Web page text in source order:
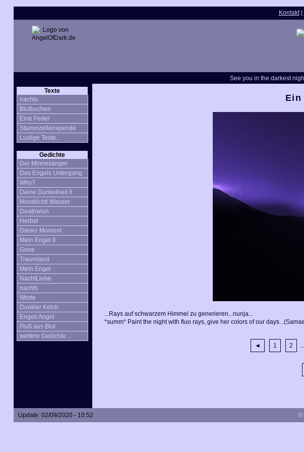
Kontakt
See you in the darkest
Texte
nachts
Blutbuchen
Eine Feder
Stammzellenspende
Lustige Texte...
Gedichte
Der Minnesänger
Des Engels Untergang
Why?
Deine Dunkelheit II
Mondlicht/ Wasser
Deathwish
Herbst
Dieser Moment
Mein Engel II
Gone
Traumland
Mein Engel
NachtLiebe
nachts
Worte
Dunkler Kelch
Engel/ Angel
Fluß aus Blut
weitere Gedichte...
Ein
...Rays auf schwarzem Himmel zu generieren...nunja...
*summ* Paint the night with fluo rays, give her colors of our
◄ 1 2 ...
Update: 02/09/2020 - 10:52 ©